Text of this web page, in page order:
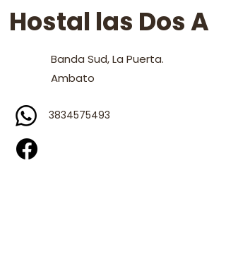
Hostal las Dos A
Banda Sud, La Puerta.
Ambato
3834575493